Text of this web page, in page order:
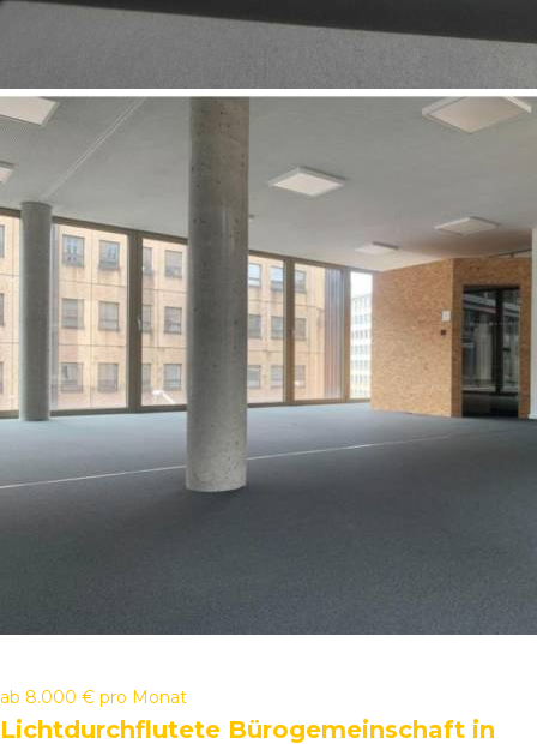
ab 8.000 € pro Monat
Lichtdurchflutete Bürogemeinschaft in